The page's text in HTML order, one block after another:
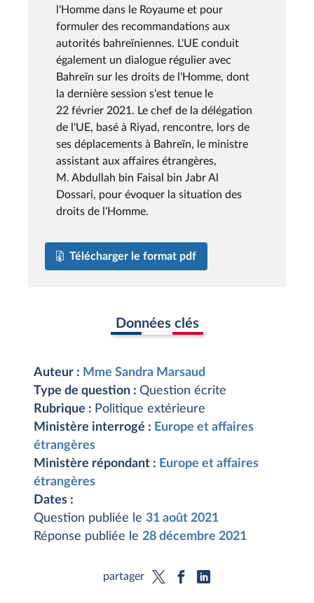
l'Homme dans le Royaume et pour
formuler des recommandations aux
autorités bahreïniennes. L'UE conduit
également un dialogue régulier avec
Bahreïn sur les droits de l'Homme, dont
la dernière session s'est tenue le
22 février 2021. Le chef de la délégation
de l'UE, basé à Riyad, rencontre, lors de
ses déplacements à Bahreïn, le ministre
assistant aux affaires étrangères,
M. Abdullah bin Faisal bin Jabr Al
Dossari, pour évoquer la situation des
droits de l'Homme.
Télécharger le format pdf
Données clés
Auteur : Mme Sandra Marsaud
Type de question : Question écrite
Rubrique : Politique extérieure
Ministère interrogé : Europe et affaires
étrangères
Ministère répondant : Europe et affaires
étrangères
Dates :
Question publiée le 31 août 2021
Réponse publiée le 28 décembre 2021
partager